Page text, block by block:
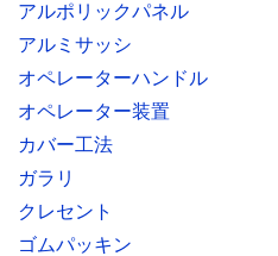
アルポリックパネル
アルミサッシ
オペレーターハンドル
オペレーター装置
カバー工法
ガラリ
クレセント
ゴムパッキン